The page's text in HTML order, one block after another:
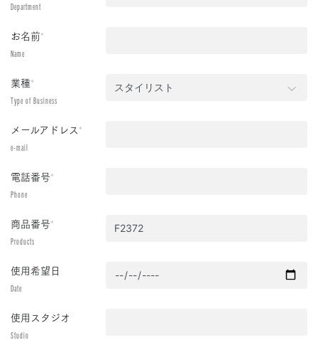
Department
お名前*
Name
業種*
Type of Business
メールアドレス*
e-mail
電話番号*
Phone
商品番号*
Products
使用希望日
Date
使用スタジオ
Studio